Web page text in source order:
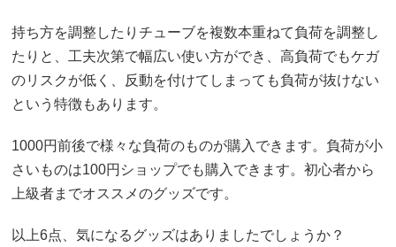
持ち方を調整したりチューブを複数本重ねて負荷を調整し
たりと、工夫次第で幅広い使い方ができ、高負荷でもケガ
のリスクが低く、反動を付けてしまっても負荷が抜けない
という特徴もあります。
1000円前後で様々な負荷のものが購入できます。負荷が小
さいものは100円ショップでも購入できます。初心者から
上級者までオススメのグッズです。
以上6点、気になるグッズはありましたでしょうか？